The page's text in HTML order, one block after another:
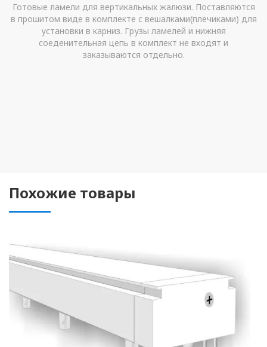
Готовые ламели для вертикальных жалюзи. Поставляются
в прошитом виде в комплекте с вешалками(плечиками) для
установки в карниз. Грузы ламелей и нижняя
соеденительная цепь в комплект не входят и
заказываются отдельно.
Похожие товары